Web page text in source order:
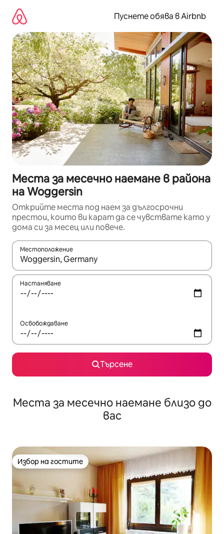
съдържанието
Пуснете обява в Airbnb
Места за месечно наемане в района
на Woggersin
Открийте места под наем за дългосрочни
престои, които ви карат да се чувствате като у
дома си за месец или повече.
Местоположение
Когато резултатите се покажат, използвайте
Настаняване
Освобождаване
Търсене
Места за месечно наемане близо до
вас
Избор на гостите
Избор на гостите